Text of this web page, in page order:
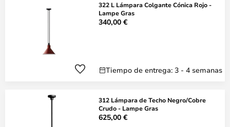
322 L Lámpara Colgante Cónica Rojo -
Lampe Gras
340,00 €
Tiempo de entrega: 3 - 4 semanas
312 Lámpara de Techo Negro/Cobre
Crudo - Lampe Gras
625,00 €